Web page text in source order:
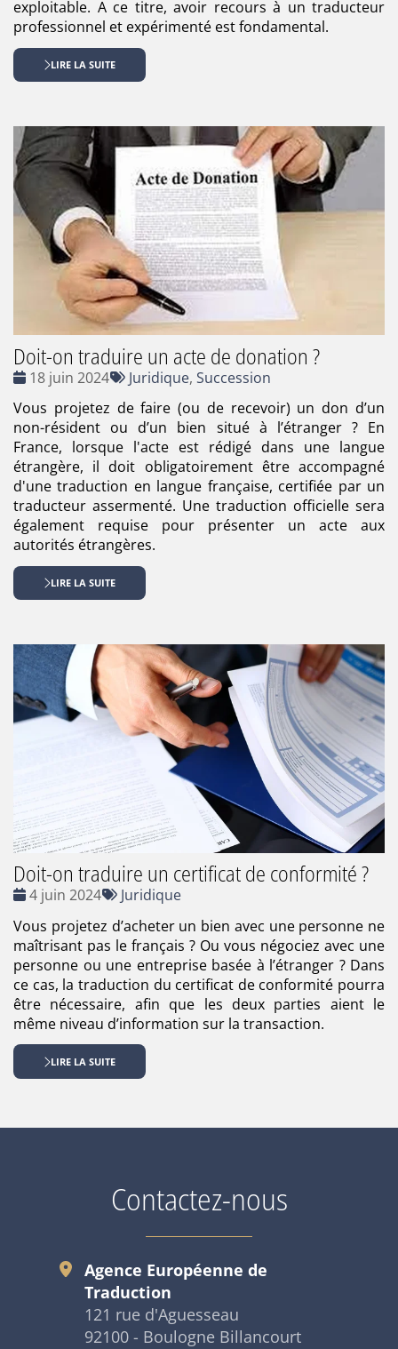
exploitable. A ce titre, avoir recours à un traducteur
professionnel et expérimenté est fondamental.
LIRE LA SUITE
Doit-on traduire un acte de donation ?
Date
18 juin 2024
Tags
Juridique, Succession
Vous projetez de faire (ou de recevoir) un don d’un
non-résident ou d’un bien situé à l’étranger ? En
France, lorsque l'acte est rédigé dans une langue
étrangère, il doit obligatoirement être accompagné
d'une traduction en langue française, certifiée par un
traducteur assermenté. Une traduction officielle sera
également requise pour présenter un acte aux
autorités étrangères.
LIRE LA SUITE
Doit-on traduire un certificat de conformité ?
Date
4 juin 2024
Tags
Juridique
Vous projetez d’acheter un bien avec une personne ne
maîtrisant pas le français ? Ou vous négociez avec une
personne ou une entreprise basée à l’étranger ? Dans
ce cas, la traduction du certificat de conformité pourra
être nécessaire, afin que les deux parties aient le
même niveau d’information sur la transaction.
LIRE LA SUITE
Contactez-nous
Agence Européenne de
Traduction
121 rue d'Aguesseau
92100 - Boulogne Billancourt